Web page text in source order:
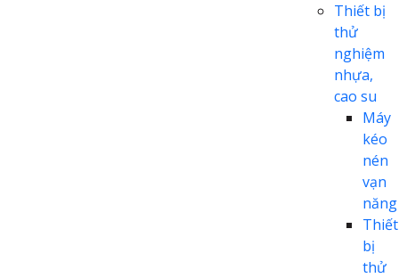
Thiết bị
thử
nghiệm
nhựa,
cao su
Máy
kéo
nén
vạn
năng
Thiết
bị
thử